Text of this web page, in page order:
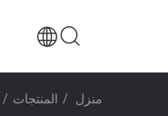
منزل / المنتجات /